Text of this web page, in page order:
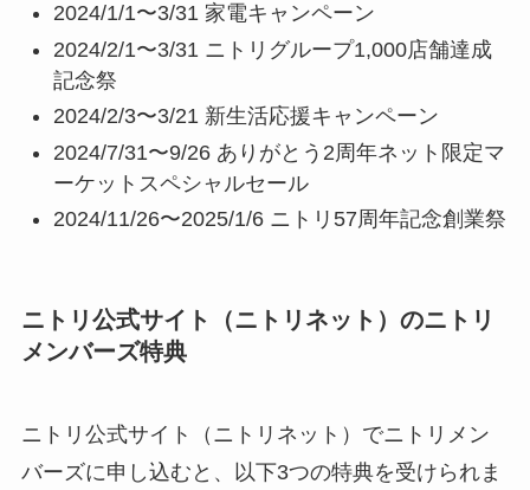
2024/1/1〜3/31 家電キャンペーン
2024/2/1〜3/31 ニトリグループ1,000店舗達成
記念祭
2024/2/3〜3/21 新生活応援キャンペーン
2024/7/31〜9/26 ありがとう2周年ネット限定マ
ーケットスペシャルセール
2024/11/26〜2025/1/6 ニトリ57周年記念創業祭
ニトリ公式サイト（ニトリネット）のニトリ
メンバーズ特典
ニトリ公式サイト（ニトリネット）でニトリメン
バーズに申し込むと、以下3つの特典を受けられま